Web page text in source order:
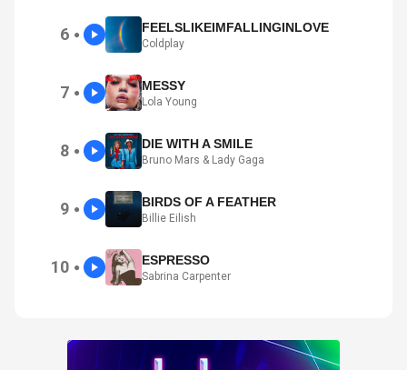
6 ● FEELSLIKEIMFALLINGINLOVE
Coldplay
7 ● MESSY
Lola Young
8 ● DIE WITH A SMILE
Bruno Mars & Lady Gaga
9 ● BIRDS OF A FEATHER
Billie Eilish
10 ● ESPRESSO
Sabrina Carpenter